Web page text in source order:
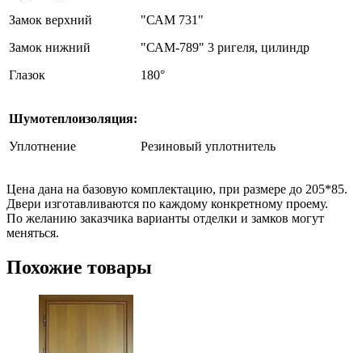
Замок верхний
Замок нижний
Глазок
"САМ 731"
"САМ-789" 3 ригеля, цилиндр
180°
Шумотеплоизоляция:
Уплотнение
Резиновый уплотнитель
Цена дана на базовую комплектацию, при размере до 205*85.
Двери изготавливаются по каждому конкретному проему.
По желанию заказчика варианты отделки и замков могут
меняться.
Похожие товары